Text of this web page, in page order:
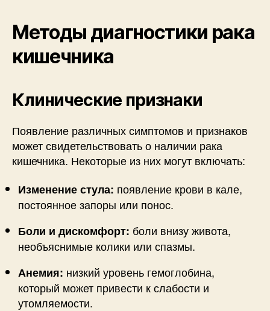
Методы диагностики рака
кишечника
Клинические признаки
Появление различных симптомов и признаков
может свидетельствовать о наличии рака
кишечника. Некоторые из них могут включать:
Изменение стула: появление крови в кале,
постоянное запоры или понос.
Боли и дискомфорт: боли внизу живота,
необъяснимые колики или спазмы.
Анемия: низкий уровень гемоглобина,
который может привести к слабости и
утомляемости.